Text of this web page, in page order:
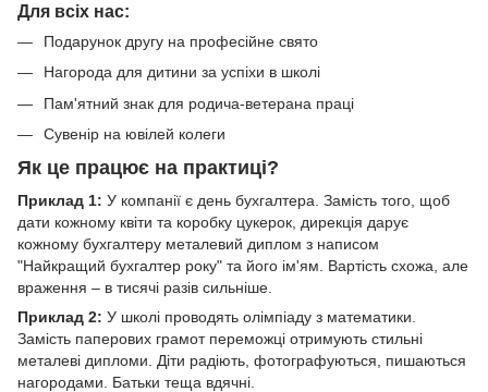
Для всіх нас:
Подарунок другу на професійне свято
Нагорода для дитини за успіхи в школі
Пам'ятний знак для родича-ветерана праці
Сувенір на ювілей колеги
Як це працює на практиці?
Приклад 1: У компанії є день бухгалтера. Замість того, щоб
дати кожному квіти та коробку цукерок, дирекція дарує
кожному бухгалтеру металевий диплом з написом
"Найкращий бухгалтер року" та його ім'ям. Вартість схожа, але
враження – в тисячі разів сильніше.
Приклад 2: У школі проводять олімпіаду з математики.
Замість паперових грамот переможці отримують стильні
металеві дипломи. Діти радіють, фотографуються, пишаються
нагородами. Батьки теща вдячні.